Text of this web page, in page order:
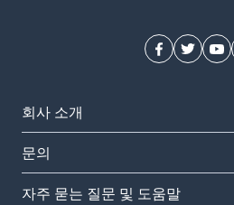
회사 소개
문의
자주 묻는 질문 및 도움말